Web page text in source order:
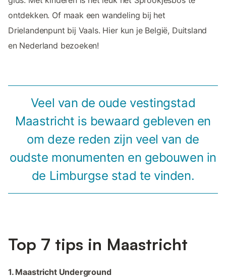
ontdekken. Of maak een wandeling bij het
Drielandenpunt bij Vaals. Hier kun je België, Duitsland
en Nederland bezoeken!
Veel van de oude vestingstad
Maastricht is bewaard gebleven en
om deze reden zijn veel van de
oudste monumenten en gebouwen in
de Limburgse stad te vinden.
Top 7 tips in Maastricht
1. Maastricht Underground